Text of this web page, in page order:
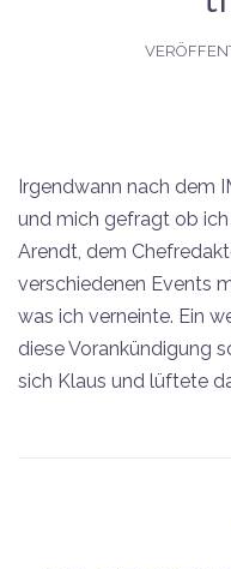
Irgendwann nach dem
und mich gefragt ob
Arendt, dem
verschiedenen Events
was ich verneinte. Ein
diese Vorankündigung
sich Klaus und lüftete